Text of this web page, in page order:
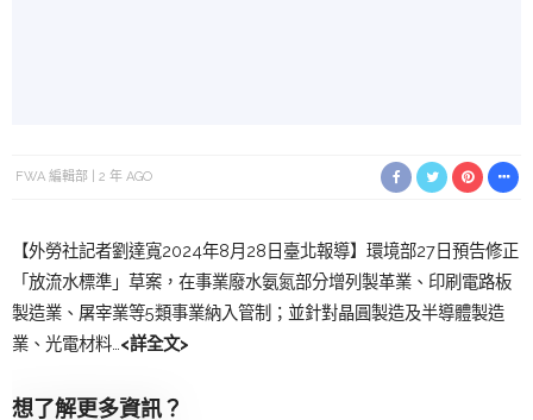
FWA 編輯部 2 年 AGO
【外勞社記者劉達寬2024年8月28日臺北報導】環境部27日預告修正
「放流水標準」草案，在事業廢水氨氮部分增列製革業、印刷電路板
製造業、屠宰業等5類事業納入管制；並針對晶圓製造及半導體製造
業、光電材料… <詳全文>
想了解更多資訊？